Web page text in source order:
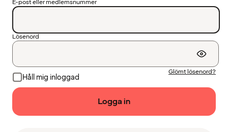
E-post eller medlemsnummer
Lösenord
Håll mig inloggad
Glömt lösenord?
Logga in